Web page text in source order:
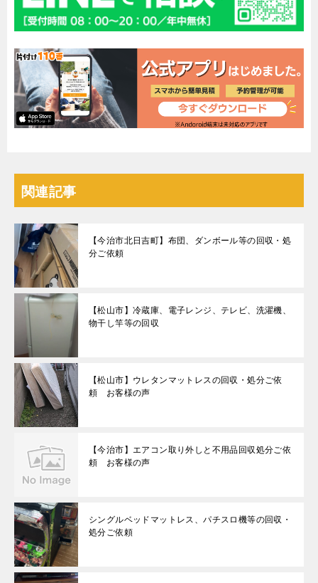
関連記事
【今治市北日吉町】布団、ダンボール等の回収・処
分ご依頼
【松山市】冷蔵庫、電子レンジ、テレビ、洗濯機、
物干し竿等の回収
【松山市】ウレタンマットレスの回収・処分ご依
頼 お客様の声
【今治市】エアコン取り外しと不用品回収処分ご依
頼 お客様の声
シングルベッドマットレス、パチスロ機等の回収・
処分ご依頼